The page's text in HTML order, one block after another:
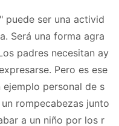
puede ser una activid
Será una forma agra
padres necesitan ay
Pero es ese
personal de s
rompecabezas junto
a un niño por los r